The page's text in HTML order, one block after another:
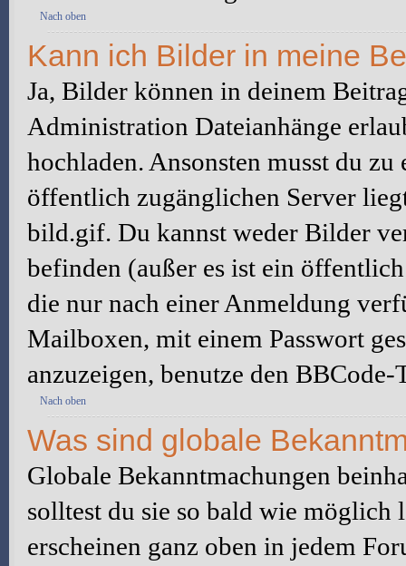
Nach oben
Kann ich Bilder in meine
Ja, Bilder können in deinem
Administration Dateianhänge
hochladen. Ansonsten musst du
öffentlich zugänglichen Server
bild.gif. Du kannst weder Bilder
befinden (außer es ist ein
die nur nach einer Anmeldung
Mailboxen, mit einem Passwort
anzuzeigen, benutze den
Nach oben
Was sind globale
Globale Bekanntmachungen
solltest du sie so bald wie möglich
erscheinen ganz oben in jedem